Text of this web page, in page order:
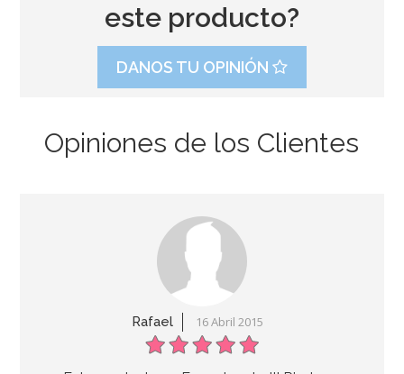
49,95€
este producto?
DANOS TU OPINIÓN
Opiniones de los Clientes
Rafael 16 Abril 2015